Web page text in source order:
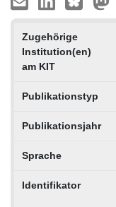
Zugehörige
Institution(en)
am KIT
Publikationstyp
Publikationsjahr
Sprache
Identifikator